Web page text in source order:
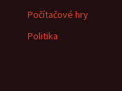
Počítačové hry
Politika